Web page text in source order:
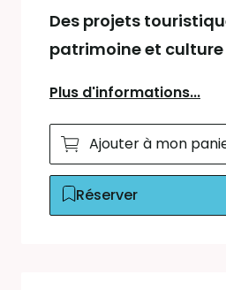
Des projets
patrimoine et culture
Plus d'informations...
Ajouter à mon
Réserver